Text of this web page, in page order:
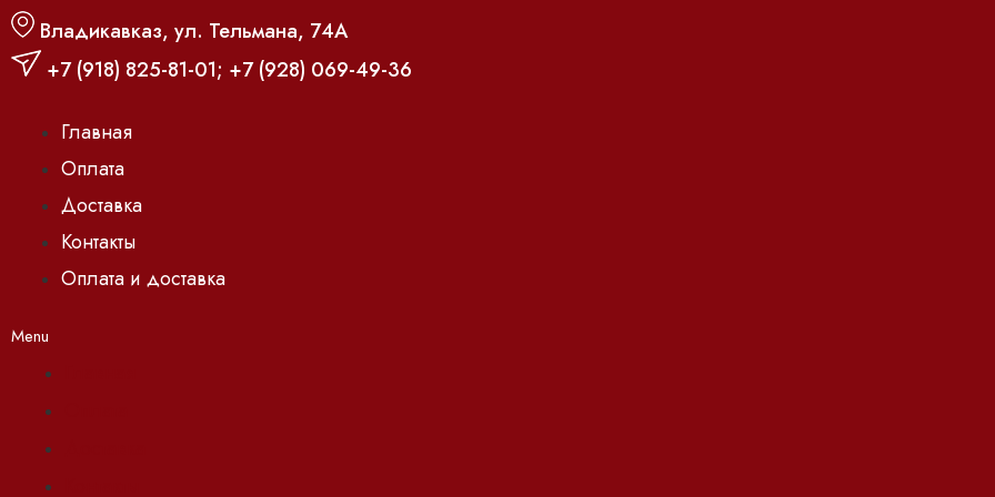
Владикавказ, ул. Тельмана, 74А
+7 (918) 825-81-01; +7 (928) 069-49-36
Главная
Оплата
Доставка
Контакты
Оплата и доставка
Menu